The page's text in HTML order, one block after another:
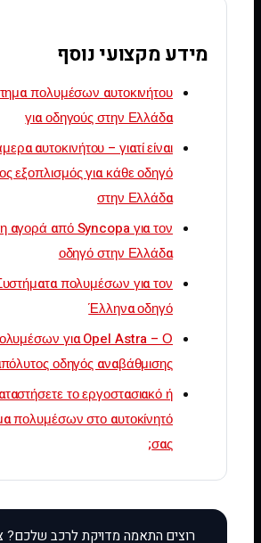
מידע מקצועי נוסף
πολυμέσων αυτοκινήτου
για οδηγούς στην Ελλάδα
αυτοκινήτου – γιατί είναι
εξοπλισμός για κάθε οδηγό
στην Ελλάδα
η αγορά από Syncopa για τον
οδηγό στην Ελλάδα
πολυμέσων για τον
Έλληνα οδηγό
για Opel Astra – Ο
οδηγός αναβάθμισης
το εργοστασιακό ή
πολυμέσων στο αυτοκίνητό
σας;